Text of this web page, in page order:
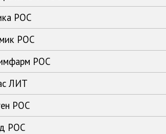
РОС
РОС
РОС
ЛИТ
РОС
РОС